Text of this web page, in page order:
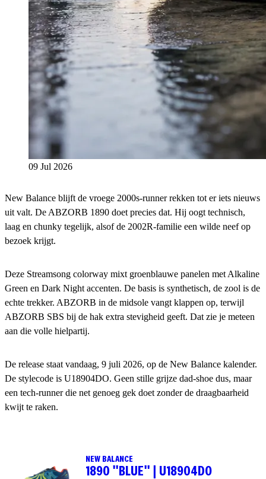
09 Jul 2026
New Balance blijft de vroege 2000s-runner rekken tot er iets nieuws
uit valt. De ABZORB 1890 doet precies dat. Hij oogt technisch,
laag en chunky tegelijk, alsof de 2002R-familie een wilde neef op
bezoek krijgt.
Deze Streamsong colorway mixt groenblauwe panelen met Alkaline
Green en Dark Night accenten. De basis is synthetisch, de zool is de
echte trekker. ABZORB in de midsole vangt klappen op, terwijl
ABZORB SBS bij de hak extra stevigheid geeft. Dat zie je meteen
aan die volle hielpartij.
De release staat vandaag, 9 juli 2026, op de New Balance kalender.
De stylecode is U18904DO. Geen stille grijze dad-shoe dus, maar
een tech-runner die net genoeg gek doet zonder de draagbaarheid
kwijt te raken.
NEW BALANCE
1890 "BLUE" | U18904DO